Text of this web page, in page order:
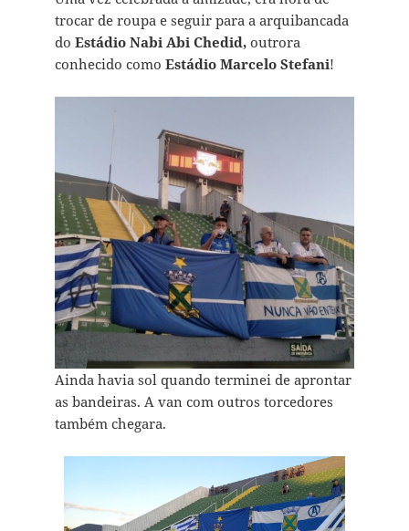
trocar de roupa e seguir para a arquibancada
do Estádio Nabi Abi Chedid,outrora
conhecido como Estádio Marcelo Stefani!
Ainda havia sol quando terminei de aprontar
as bandeiras. A van com outros torcedores
também chegara.